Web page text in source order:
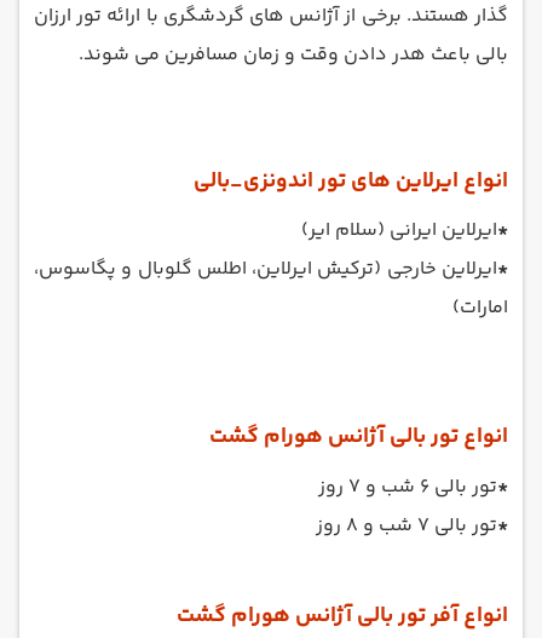
گذار هستند. برخی از آژانس های گردشگری با ارائه تور ارزان
بالی باعث هدر دادن وقت و زمان مسافرین می شوند.
انواع ایرلاین های تور اندونزی_بالی
*ایرلاین ایرانی (سلام ایر)
*ایرلاین خارجی (ترکیش ایرلاین، اطلس گلوبال و پگاسوس،
امارات)
انواع تور بالی آژانس هورام گشت
*تور بالی 6 شب و 7 روز
*تور بالی 7 شب و 8 روز
انواع آفر تور بالی آژانس هورام گشت